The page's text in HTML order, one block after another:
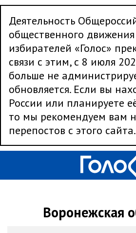
Деятельность
общественного
избирателей «Голос»
связи с этим, с 8 июля
больше не
обновляется. Если вы
России или планируете
то мы рекомендуем вам
перепостов с этого сайта.
Воронежская